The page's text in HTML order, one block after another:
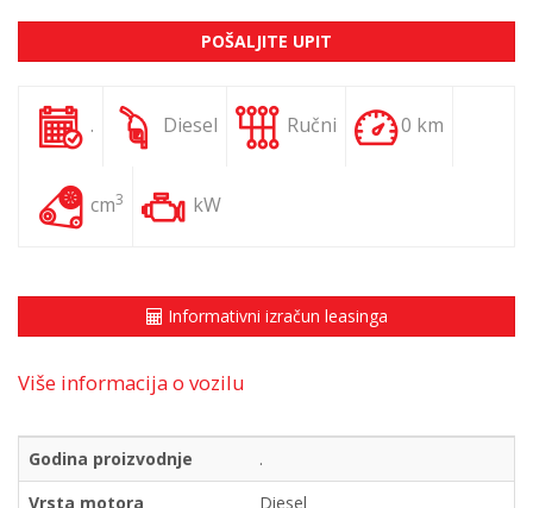
POŠALJITE UPIT
. Diesel Ručni 0 km
cm3 kW
Informativni izračun leasinga
Više informacija o vozilu
Godina proizvodnje
.
Vrsta motora
Diesel